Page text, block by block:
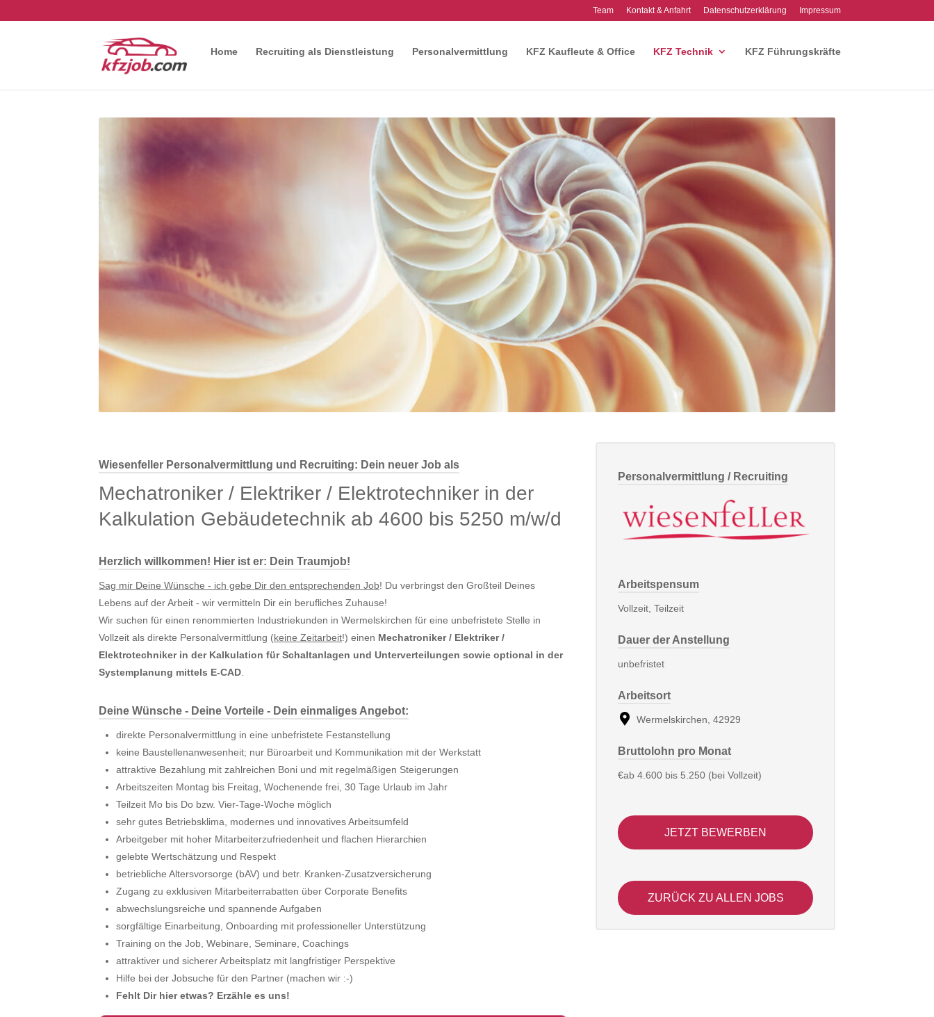
Team Kontakt & Anfahrt Datenschutzerklärung Impressum
Home Recruiting als Dienstleistung Personalvermittlung KFZ Kaufleute & Office KFZ Technik KFZ Führungskräfte
Wiesenfeller Personalvermittlung und Recruiting: Dein neuer Job als
Mechatroniker / Elektriker / Elektrotechniker in der
Kalkulation Gebäudetechnik ab 4600 bis 5250 m/w/d
Herzlich willkommen! Hier ist er: Dein Traumjob!
Sag mir Deine Wünsche - ich gebe Dir den entsprechenden Job! Du verbringst den Großteil Deines
Lebens auf der Arbeit - wir vermitteln Dir ein berufliches Zuhause!
Wir suchen für einen renommierten Industriekunden in Wermelskirchen für eine unbefristete Stelle in
Vollzeit als direkte Personalvermittlung (keine Zeitarbeit!) einen Mechatroniker / Elektriker /
Elektrotechniker in der Kalkulation für Schaltanlagen und Unterverteilungen sowie optional in der
Systemplanung mittels E-CAD
Deine Wünsche - Deine Vorteile - Dein einmaliges Angebot:
direkte Personalvermittlung in eine unbefristete Festanstellung
keine Baustellenanwesenheit; nur Büroarbeit und Kommunikation mit der Werkstatt
attraktive Bezahlung mit zahlreichen Boni und mit regelmäßigen Steigerungen
Arbeitszeiten Montag bis Freitag, Wochenende frei, 30 Tage Urlaub im Jahr
Teilzeit Mo bis Do bzw. Vier-Tage-Woche möglich
sehr gutes Betriebsklima, modernes und innovatives Arbeitsumfeld
Arbeitgeber mit hoher Mitarbeiterzufriedenheit und flachen Hierarchien
gelebte Wertschätzung und Respekt
betriebliche Altersvorsorge (bAV) und betr. Kranken-Zusatzversicherung
Zugang zu exklusiven Mitarbeiterrabatten über Corporate Benefits
abwechslungsreiche und spannende Aufgaben
sorgfältige Einarbeitung, Onboarding mit professioneller Unterstützung
Training on the Job, Webinare, Seminare, Coachings
attraktiver und sicherer Arbeitsplatz mit langfristiger Perspektive
Hilfe bei der Jobsuche für den Partner (machen wir :-)
Fehlt Dir hier etwas? Erzähle es uns!
Personalvermittlung / Recruiting
Arbeitspensum
Vollzeit, Teilzeit
Dauer der Anstellung
unbefristet
Arbeitsort
Wermelskirchen, 42929
Bruttolohn pro Monat
€ab 4.600 bis 5.250 (bei Vollzeit)
JETZT BEWERBEN
ZURÜCK ZU ALLEN JOBS